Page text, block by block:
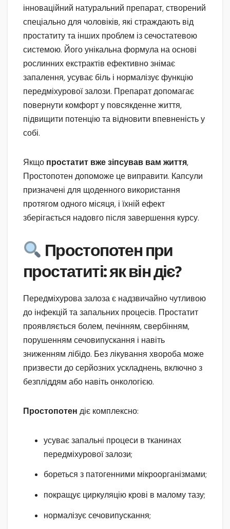
інноваційний натуральний препарат, створений
спеціально для чоловіків, які страждають від
простатиту та інших проблем із сечостатевою
системою. Його унікальна формула на основі
рослинних екстрактів ефективно знімає
запалення, усуває біль і нормалізує функцію
передміхурової залози. Препарат допомагає
повернути комфорт у повсякденне життя,
підвищити потенцію та відновити впевненість у
собі.
Якщо простатит вже зіпсував вам життя,
Простопотен допоможе це виправити. Капсули
призначені для щоденного використання
протягом одного місяця, і їхній ефект
зберігається надовго після завершення курсу.
Простопотен при
простатиті: як він діє?
Передміхурова залоза є надзвичайно чутливою
до інфекцій та запальних процесів. Простатит
проявляється болем, печінням, свербінням,
порушенням сечовипускання і навіть
зниженням лібідо. Без лікування хвороба може
призвести до серйозних ускладнень, включно з
безпліддям або навіть онкологією.
Простопотен діє комплексно:
усуває запальні процеси в тканинах
передміхурової залози;
бореться з патогенними мікроорганізмами;
покращує циркуляцію крові в малому тазу;
нормалізує сечовипускання;